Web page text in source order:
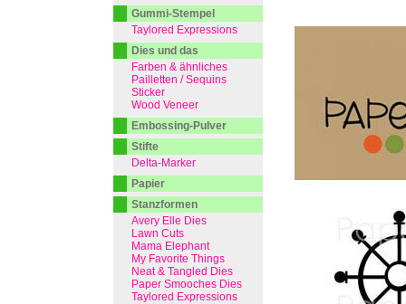
Gummi-Stempel
Taylored Expressions
Dies und das
Farben & ähnliches
Pailletten / Sequins
Sticker
Wood Veneer
Embossing-Pulver
Stifte
Delta-Marker
Papier
Stanzformen
Avery Elle Dies
Lawn Cuts
Mama Elephant
My Favorite Things
Neat & Tangled Dies
Paper Smooches Dies
Taylored Expressions